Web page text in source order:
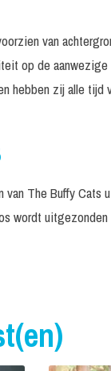
van
op de
hebben zij alle
van The Buffy
wordt